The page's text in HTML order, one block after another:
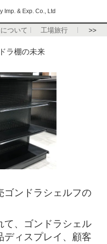
Imp. & Exp. Co., Ltd
ついて 工場旅行 >>
ラ棚の未来
ゴンドラシェルフの
て、ゴンドラシェル
ディスプレイ、顧客